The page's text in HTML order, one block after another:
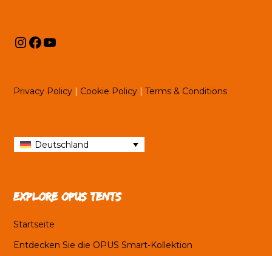
Instagram
Facebook
YouTube
Privacy Policy | Cookie Policy |Terms & Conditions
Deutschland
Explore OPUS tents
Startseite
Entdecken Sie die OPUS Smart-Kollektion